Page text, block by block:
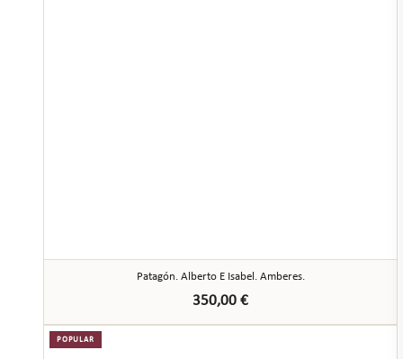
Patagón. Alberto E Isabel. Amberes.
350,00 €
POPULAR